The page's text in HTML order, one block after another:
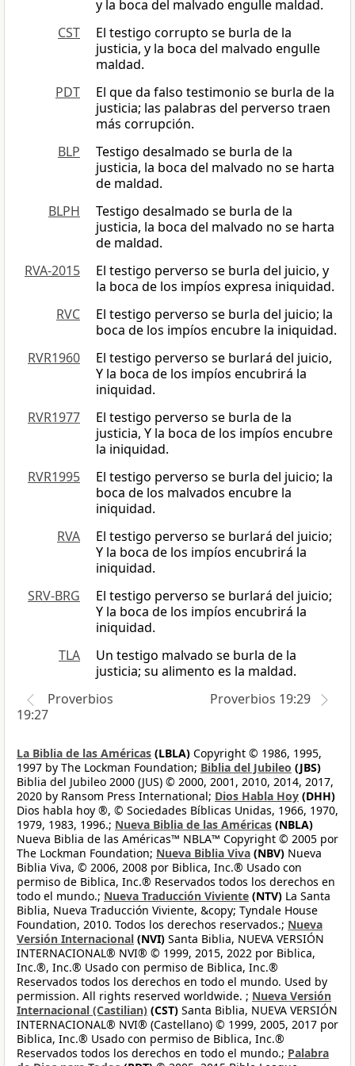
y la boca del malvado engulle maldad.
CST
El testigo corrupto se burla de la
justicia, y la boca del malvado engulle
maldad.
PDT
El que da falso testimonio se burla de la
justicia; las palabras del perverso traen
más corrupción.
BLP
Testigo desalmado se burla de la
justicia, la boca del malvado no se harta
de maldad.
BLPH
Testigo desalmado se burla de la
justicia, la boca del malvado no se harta
de maldad.
RVA-2015
El testigo perverso se burla del juicio, y
la boca de los impíos expresa iniquidad.
RVC
El testigo perverso se burla del juicio; la
boca de los impíos encubre la iniquidad.
RVR1960
El testigo perverso se burlará del juicio,
Y la boca de los impíos encubrirá la
iniquidad.
RVR1977
El testigo perverso se burla de la
justicia, Y la boca de los impíos encubre
la iniquidad.
RVR1995
El testigo perverso se burla del juicio; la
boca de los malvados encubre la
iniquidad.
RVA
El testigo perverso se burlará del juicio;
Y la boca de los impíos encubrirá la
iniquidad.
SRV-BRG
El testigo perverso se burlará del juicio;
Y la boca de los impíos encubrirá la
iniquidad.
TLA
Un testigo malvado se burla de la
justicia; su alimento es la maldad.
Proverbios
19:27
Proverbios 19:29
La Biblia de las Américas (LBLA) Copyright © 1986, 1995,
1997 by The Lockman Foundation; Biblia del Jubileo (JBS)
Biblia del Jubileo 2000 (JUS) © 2000, 2001, 2010, 2014, 2017,
2020 by Ransom Press International; Dios Habla Hoy (DHH)
Dios habla hoy ®, © Sociedades Bíblicas Unidas, 1966, 1970,
1979, 1983, 1996.; Nueva Biblia de las Américas (NBLA)
Nueva Biblia de las Américas™ NBLA™ Copyright © 2005 por
The Lockman Foundation; Nueva Biblia Viva (NBV) Nueva
Biblia Viva, © 2006, 2008 por Biblica, Inc.® Usado con
permiso de Biblica, Inc.® Reservados todos los derechos en
todo el mundo.; Nueva Traducción Viviente (NTV) La Santa
Biblia, Nueva Traducción Viviente, &copy; Tyndale House
Foundation, 2010. Todos los derechos reservados.; Nueva
Versión Internacional (NVI) Santa Biblia, NUEVA VERSIÓN
INTERNACIONAL® NVI® © 1999, 2015, 2022 por Biblica,
Inc.®, Inc.® Usado con permiso de Biblica, Inc.®
Reservados todos los derechos en todo el mundo. Used by
permission. All rights reserved worldwide. ; Nueva Versión
Internacional (Castilian) (CST) Santa Biblia, NUEVA VERSIÓN
INTERNACIONAL® NVI® (Castellano) © 1999, 2005, 2017 por
Biblica, Inc.® Usado con permiso de Biblica, Inc.®
Reservados todos los derechos en todo el mundo.; Palabra